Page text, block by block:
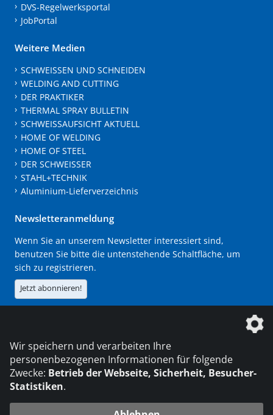
DVS-Regelwerksportal
JobPortal
Weitere Medien
SCHWEISSEN UND SCHNEIDEN
WELDING AND CUTTING
DER PRAKTIKER
THERMAL SPRAY BULLETIN
SCHWEISSAUFSICHT AKTUELL
HOME OF WELDING
HOME OF STEEL
DER SCHWEISSER
STAHL+TECHNIK
Aluminium-Lieferverzeichnis
Newsletteranmeldung
Wenn Sie an unserem Newsletter interessiert sind,
benutzen Sie bitte die untenstehende Schaltfläche, um
sich zu registrieren.
Jetzt abonnieren!
Die DVS Media GmbH ist ein Unternehmen der
Wir speichern und verarbeiten Ihre
personenbezogenen Informationen für folgende
Zwecke: Betrieb der Webseite, Sicherheit, Besucher-
Statistiken.